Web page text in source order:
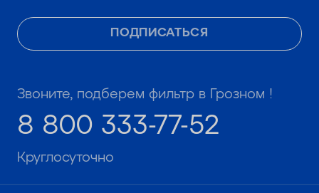
ПОДПИСАТЬСЯ
Звоните, подберем фильтр в Грозном !
8 800 333-77-52
Круглосуточно